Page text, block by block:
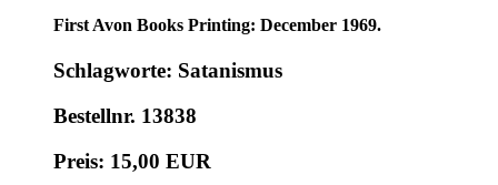
First Avon Books Printing: December 1969.
Schlagworte: Satanismus
Bestellnr. 13838
Preis: 15,00 EUR